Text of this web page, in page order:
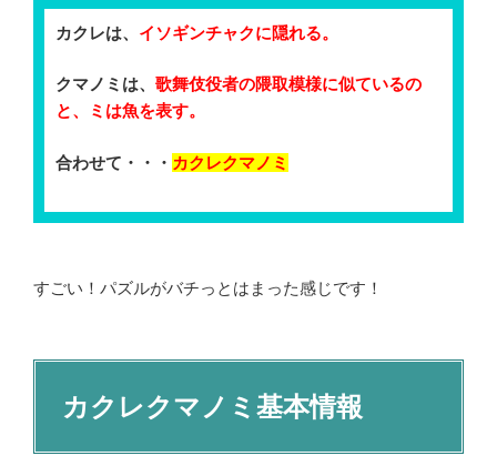
カクレは、 イソギンチャクに隠れる。
クマノミは、 歌舞伎役者の隈取模様に似ているの
と、ミは魚を表す。
合わせて・・・ カクレクマノミ
すごい！パズルがバチっとはまった感じです！
カクレクマノミ基本情報